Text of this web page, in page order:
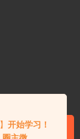
】开始学习！